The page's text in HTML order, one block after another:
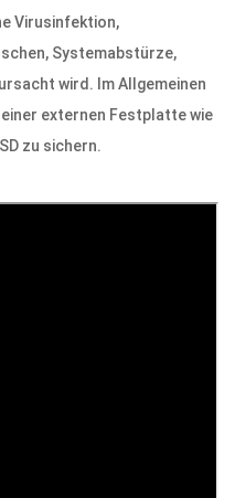
Virusinfektion,
Systemabstürze,
wird. Im Allgemeinen
externen Festplatte wie
zu sichern.